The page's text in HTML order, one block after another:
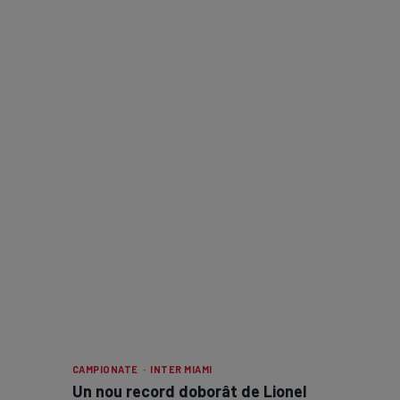
CAMPIONATE · INTER MIAMI
Un nou record doborât de Lionel